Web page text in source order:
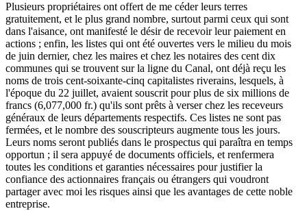
Plusieurs propriétaires ont offert de me céder leurs terres
gratuitement, et le plus grand nombre, surtout parmi ceux qui sont
dans l'aisance, ont manifesté le désir de recevoir leur paiement en
actions ; enfin, les listes qui ont été ouvertes vers le milieu du mois
de juin dernier, chez les maires et chez les notaires des cent dix
communes qui se trouvent sur la ligne du Canal, ont déjà reçu les
noms de trois cent-soixante-cinq capitalistes riverains, lesquels, à
l'époque du 22 juillet, avaient souscrit pour plus de six millions de
francs (6,077,000 fr.) qu'ils sont prêts à verser chez les receveurs
généraux de leurs départements respectifs. Ces listes ne sont pas
fermées, et le nombre des souscripteurs augmente tous les jours.
Leurs noms seront publiés dans le prospectus qui paraîtra en temps
opportun ; il sera appuyé de documents officiels, et renfermera
toutes les conditions et garanties nécessaires pour justifier la
confiance des actionnaires français ou étrangers qui voudront
partager avec moi les risques ainsi que les avantages de cette noble
entreprise.